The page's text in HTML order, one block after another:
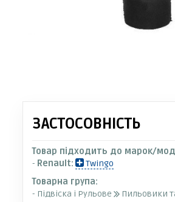
ЗАСТОСОВНІСТЬ
Товар підходить до марок/
- Renault:
Twingo
Товарна група:
- Підвіска і Рульове
Пильовики